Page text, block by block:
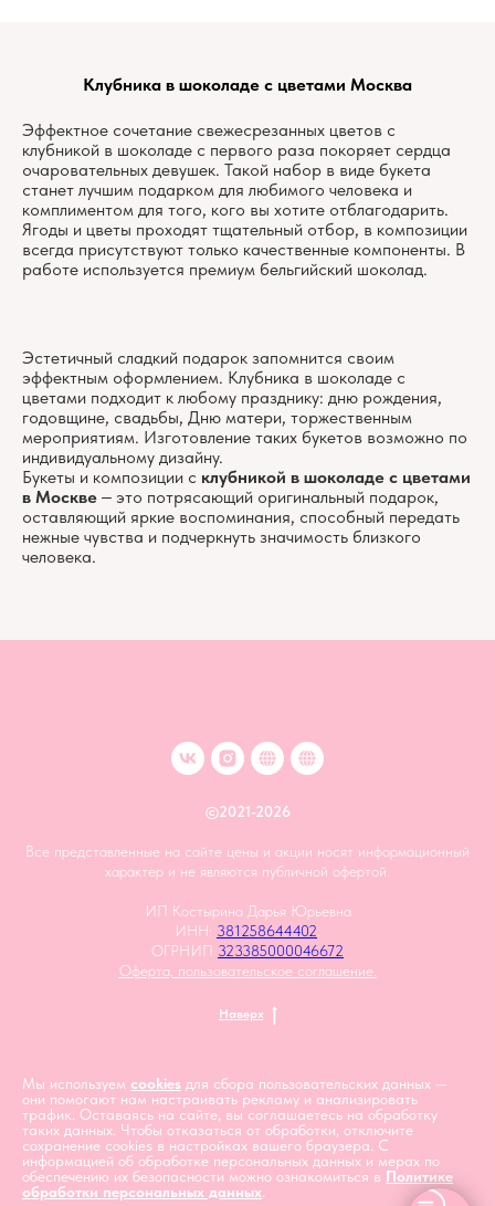
Клубника в шоколаде с цветами Москва
Эффектное сочетание свежесрезанных цветов с
клубникой в шоколаде с первого раза покоряет сердца
очаровательных девушек. Такой набор в виде букета
станет лучшим подарком для любимого человека и
комплиментом для того, кого вы хотите отблагодарить.
Ягоды и цветы проходят тщательный отбор, в композиции
всегда присутствуют только качественные компоненты. В
работе используется премиум бельгийский шоколад.
Эстетичный сладкий подарок запомнится своим
эффектным оформлением. Клубника в шоколаде с
цветами подходит к любому празднику: дню рождения,
годовщине, свадьбы, Дню матери, торжественным
мероприятиям. Изготовление таких букетов возможно по
индивидуальному дизайну.
Букеты и композиции с клубникой в шоколаде с цветами
в Москве ‒ это потрясающий оригинальный подарок,
оставляющий яркие воспоминания, способный передать
нежные чувства и подчеркнуть значимость близкого
человека.
©2021-2026
Все представленные на сайте цены и акции носят информационный
характер и не являются публичной офертой.
ИП Костырина Дарья Юрьевна
ИНН: 381258644402
ОГРНИП 323385000046672
Оферта, пользовательское соглашение.
Наверх
Мы используем cookies для сбора пользовательских данных —
они помогают нам настраивать рекламу и анализировать
трафик. Оставаясь на сайте, вы соглашаетесь на обработку
таких данных. Чтобы отказаться от обработки, отключите
сохранение cookies в настройках вашего браузера. С
информацией об обработке персональных данных и мерах по
обеспечению их безопасности можно ознакомиться в Политике
обработки персональных данных